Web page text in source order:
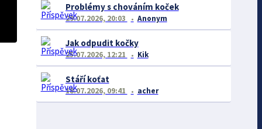
Problémy s chováním koček
29.07.2026, 20:03 Anonym
Jak odpudit kočky
25.07.2026, 12:21 Kik
Stáří koťat
18.07.2026, 09:41 acher